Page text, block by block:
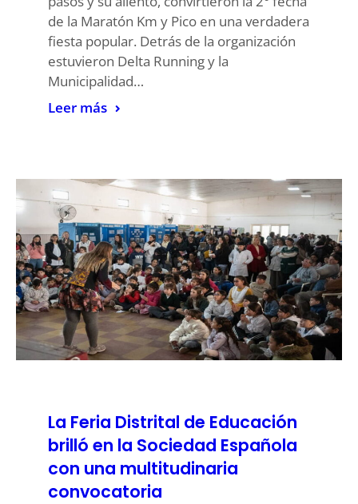
de la Maratón Km y Pico en una verdadera
fiesta popular. Detrás de la organización
estuvieron Delta Running y la
Municipalidad…
Leer más
La Feria Distrital de Educación
brilló en la Sociedad Española
con una multitudinaria
convocatoria